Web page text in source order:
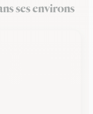
ses environs